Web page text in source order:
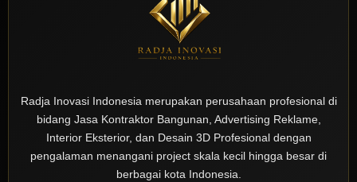
Radja Inovasi Indonesia merupakan perusahaan profesional di
bidang Jasa Kontraktor Bangunan, Advertising Reklame,
Interior Eksterior, dan Desain 3D Profesional dengan
pengalaman menangani project skala kecil hingga besar di
berbagai kota Indonesia.